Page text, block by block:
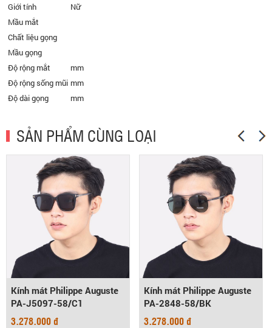
Giới tính
Nữ
Mầu mắt
Chất liệu gọng
Mầu gọng
Độ rộng mắt
mm
Độ rộng sống mũi mm
Độ dài gọng
mm
SẢN PHẨM CÙNG LOẠI
Kính mát Philippe Auguste
PA-J5097-58/C1
3.278.000 đ
Kính mát Philippe Auguste
PA-2848-58/BK
3.278.000 đ